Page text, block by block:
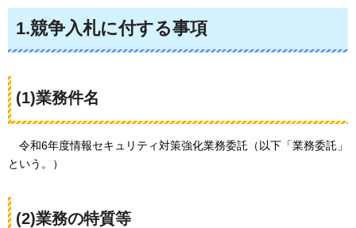
1.競争入札に付する事項
(1)業務件名
令和6年度情報セキュリティ対策強化業務委託（以下「業務委託」
という。）
(2)業務の特質等